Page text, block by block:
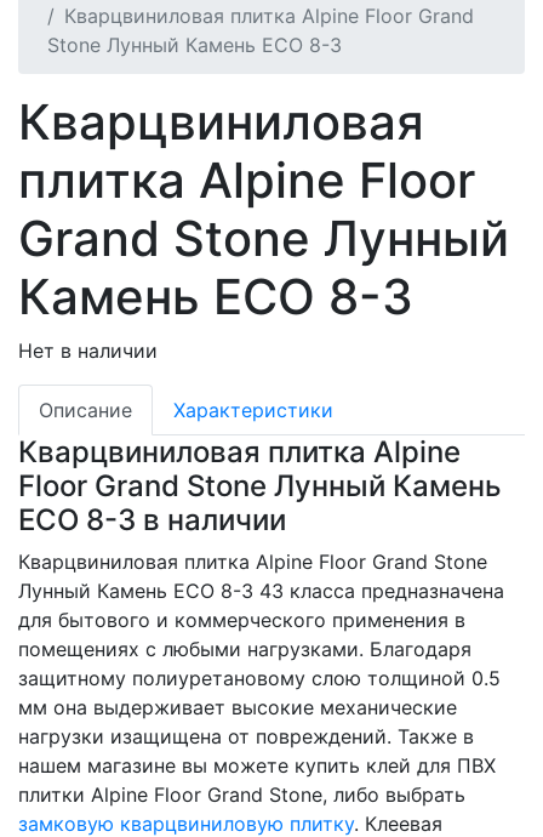
Кварцвиниловая плитка Alpine Floor Grand
Stone Лунный Камень ECO 8-3
Кварцвиниловая
плитка Alpine Floor
Grand Stone Лунный
Камень ECO 8-3
Нет в наличии
Описание Характеристики
Кварцвиниловая плитка Alpine
Floor Grand Stone Лунный Камень
ECO 8-3 в наличии
Кварцвиниловая плитка Alpine Floor Grand Stone
Лунный Камень ECO 8-3 43 класса предназначена
для бытового и коммерческого применения в
помещениях с любыми нагрузками. Благодаря
защитному полиуретановому слою толщиной 0.5
мм она выдерживает высокие механические
нагрузки изащищена от повреждений. Также в
нашем магазине вы можете купить клей для ПВХ
плитки Alpine Floor Grand Stone, либо выбрать
замковую кварцвиниловую плитку. Клеевая